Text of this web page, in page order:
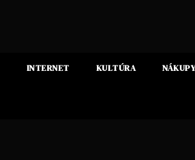
INTERNET KULTÚRA NÁKUPY